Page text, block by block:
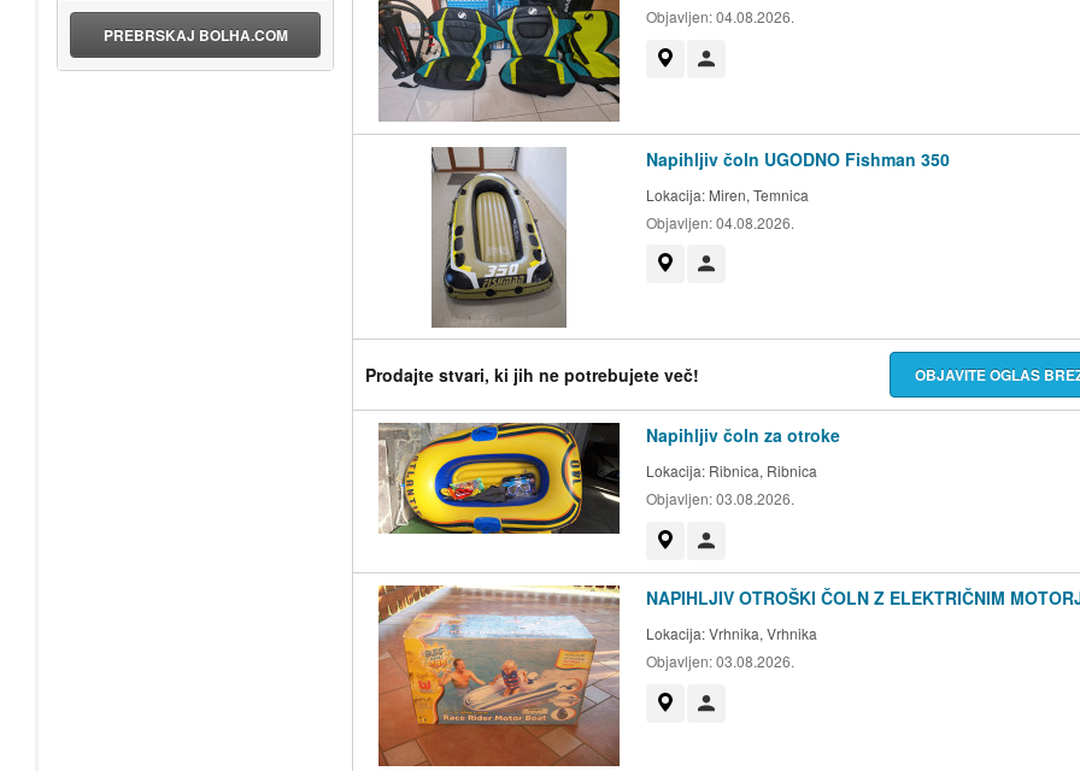
Objavljen:04.08.2026.
Napihljiv čoln UGODNO Fishman 350
Lokacija: Miren, Temnica
Objavljen:04.08.2026.
Prodajte stvari, ki jih ne potrebujete več! OBJAVITE OGLAS
Napihljiv čoln za otroke
Lokacija: Ribnica, Ribnica
Objavljen:03.08.2026.
NAPIHLJIV OTROŠKI ČOLN Z ELEKTRIČNIM
Lokacija:Vrhnika, Vrhnika
Objavljen:03.08.2026.
PREBRSKAJ BOLHA.COM